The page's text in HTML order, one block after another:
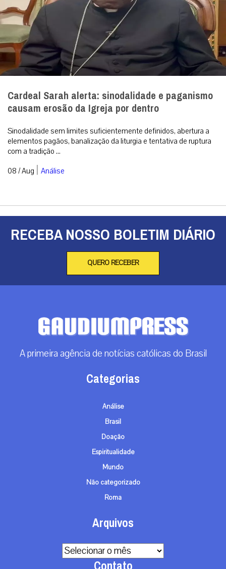
Cardeal Sarah alerta: sinodalidade e paganismo
causam erosão da Igreja por dentro
Sinodalidade sem limites suficientemente definidos, abertura a
elementos pagãos, banalização da liturgia e tentativa de ruptura
com a tradição ...
08 / Aug | Análise
RECEBA NOSSO BOLETIM DIÁRIO
QUERO RECEBER
A primeira agência de notícias católicas do Brasil
Categorias
Análise
Brasil
Doação
Espiritualidade
Mundo
Não categorizado
Roma
Arquivos
Arquivos